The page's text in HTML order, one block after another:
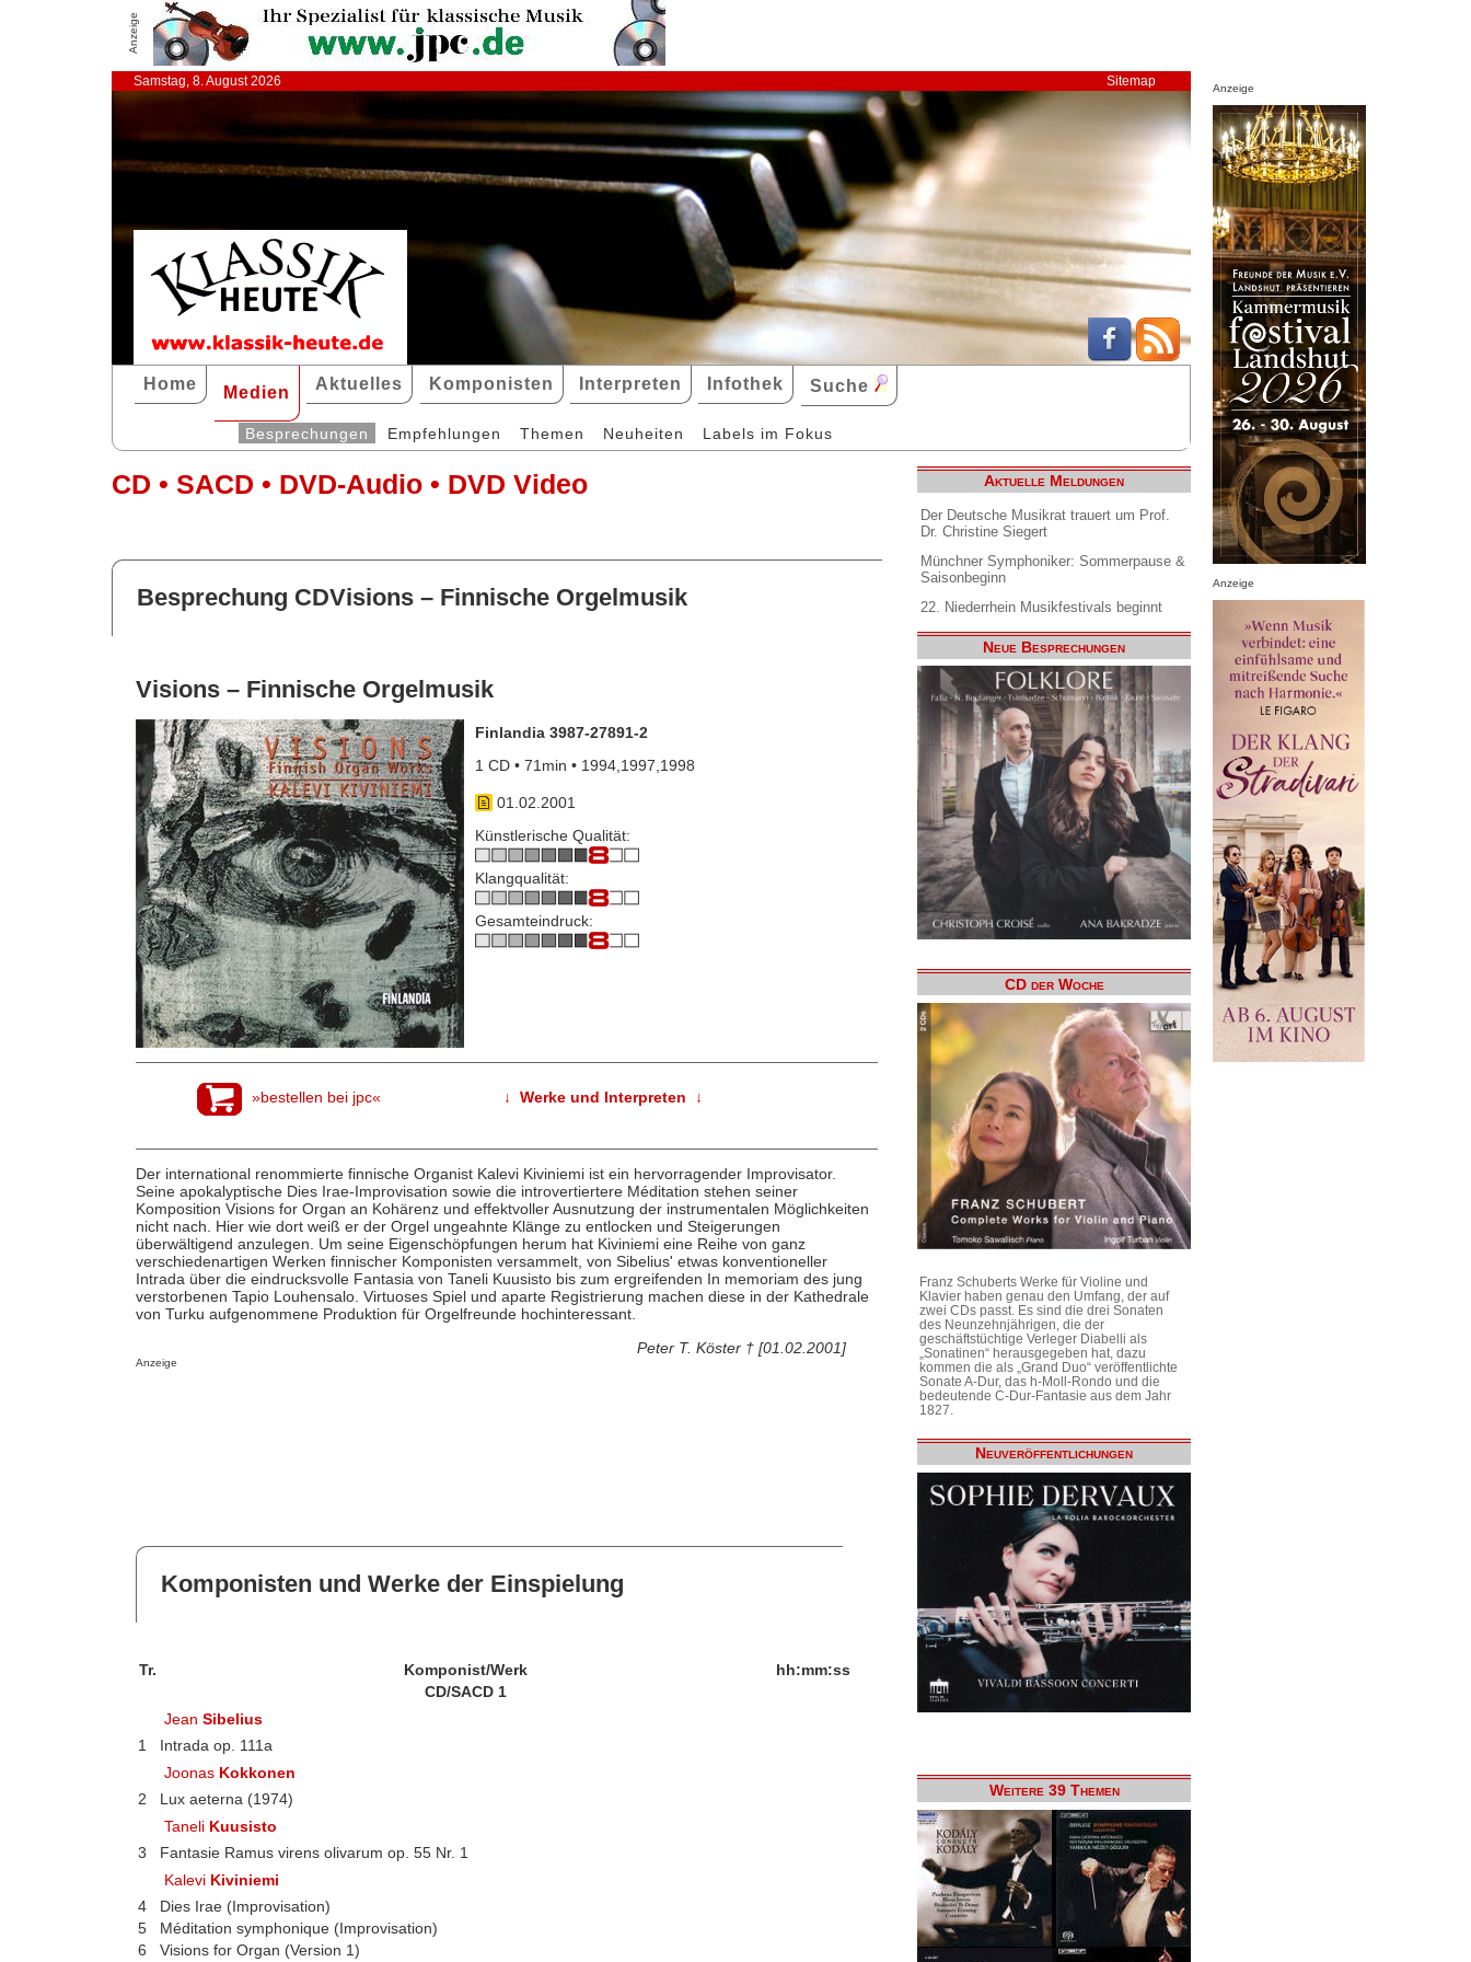
Anzeige
Samstag, 8. August 2026 Sitemap
Home Medien Aktuelles Komponisten Interpreten Infothek Suche
Besprechungen Empfehlungen Themen Neuheiten Labels im Fokus
CD • SACD • DVD-Audio • DVD Video
Besprechung CDVisions – Finnische Orgelmusik
Visions – Finnische Orgelmusik
Finlandia 3987-27891-2
1 CD • 71min • 1994,1997,1998
01.02.2001
Künstlerische Qualität:
Klangqualität:
Gesamteindruck:
»bestellen bei jpc« ↓ Werke und Interpreten ↓
Der international renommierte finnische Organist Kalevi Kiviniemi ist ein hervorragender Improvisator.
Seine apokalyptische Dies Irae-Improvisation sowie die introvertiertere Méditation stehen seiner
Komposition Visions for Organ an Kohärenz und effektvoller Ausnutzung der instrumentalen Möglichkeiten
nicht nach. Hier wie dort weiß er der Orgel ungeahnte Klänge zu entlocken und Steigerungen
überwältigend anzulegen. Um seine Eigenschöpfungen herum hat Kiviniemi eine Reihe von ganz
verschiedenartigen Werken finnischer Komponisten versammelt, von Sibelius' etwas konventioneller
Intrada über die eindrucksvolle Fantasia von Taneli Kuusisto bis zum ergreifenden In memoriam des jung
verstorbenen Tapio Louhensalo. Virtuoses Spiel und aparte Registrierung machen diese in der Kathedrale
von Turku aufgenommene Produktion für Orgelfreunde hochinteressant.
Peter T. Köster † [01.02.2001]
Anzeige
Komponisten und Werke der Einspielung
Tr. Komponist/Werk
hh:mm:ss
CD/SACD 1
JeanSibelius
1
Intrada op. 111a
Joonas Kokkonen
2
Lux aeterna (1974)
Taneli Kuusisto
3
Fantasie Ramus virens olivarum op. 55 Nr. 1
Kalevi Kiviniemi
4
Dies Irae (Improvisation)
5
Méditation symphonique (Improvisation)
6
Visions for Organ (Version 1)
Aktuelle Meldungen
Der Deutsche Musikrat trauert um Prof.
Dr. Christine Siegert
Münchner Symphoniker: Sommerpause &
Saisonbeginn
22. Niederrhein Musikfestivals beginnt
Neue Besprechungen
CD der Woche
Franz Schuberts Werke für Violine und
Klavier haben genau den Umfang, der auf
zwei CDs passt. Es sind die drei Sonaten
des Neunzehnjährigen, die der
geschäftstüchtige Verleger Diabelli als
„Sonatinen“ herausgegeben hat, dazu
kommen die als „Grand Duo“ veröffentlichte
Sonate A-Dur, das h-Moll-Rondo und die
bedeutende C-Dur-Fantasie aus dem Jahr
1827.
Neuveröffentlichungen
Weitere 39 Themen
Anzeige
Anzeige